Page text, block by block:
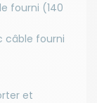
fourni (140
câble fourni
et